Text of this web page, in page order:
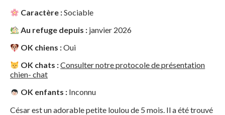
Caractère :Sociable
Au refuge depuis : janvier 2026
OK chiens :Oui
OK chats :Consulter notre protocole de présentation
chien- chat
OK enfants : Inconnu
César est un adorable petite loulou de 5 mois. Il a été trouvé